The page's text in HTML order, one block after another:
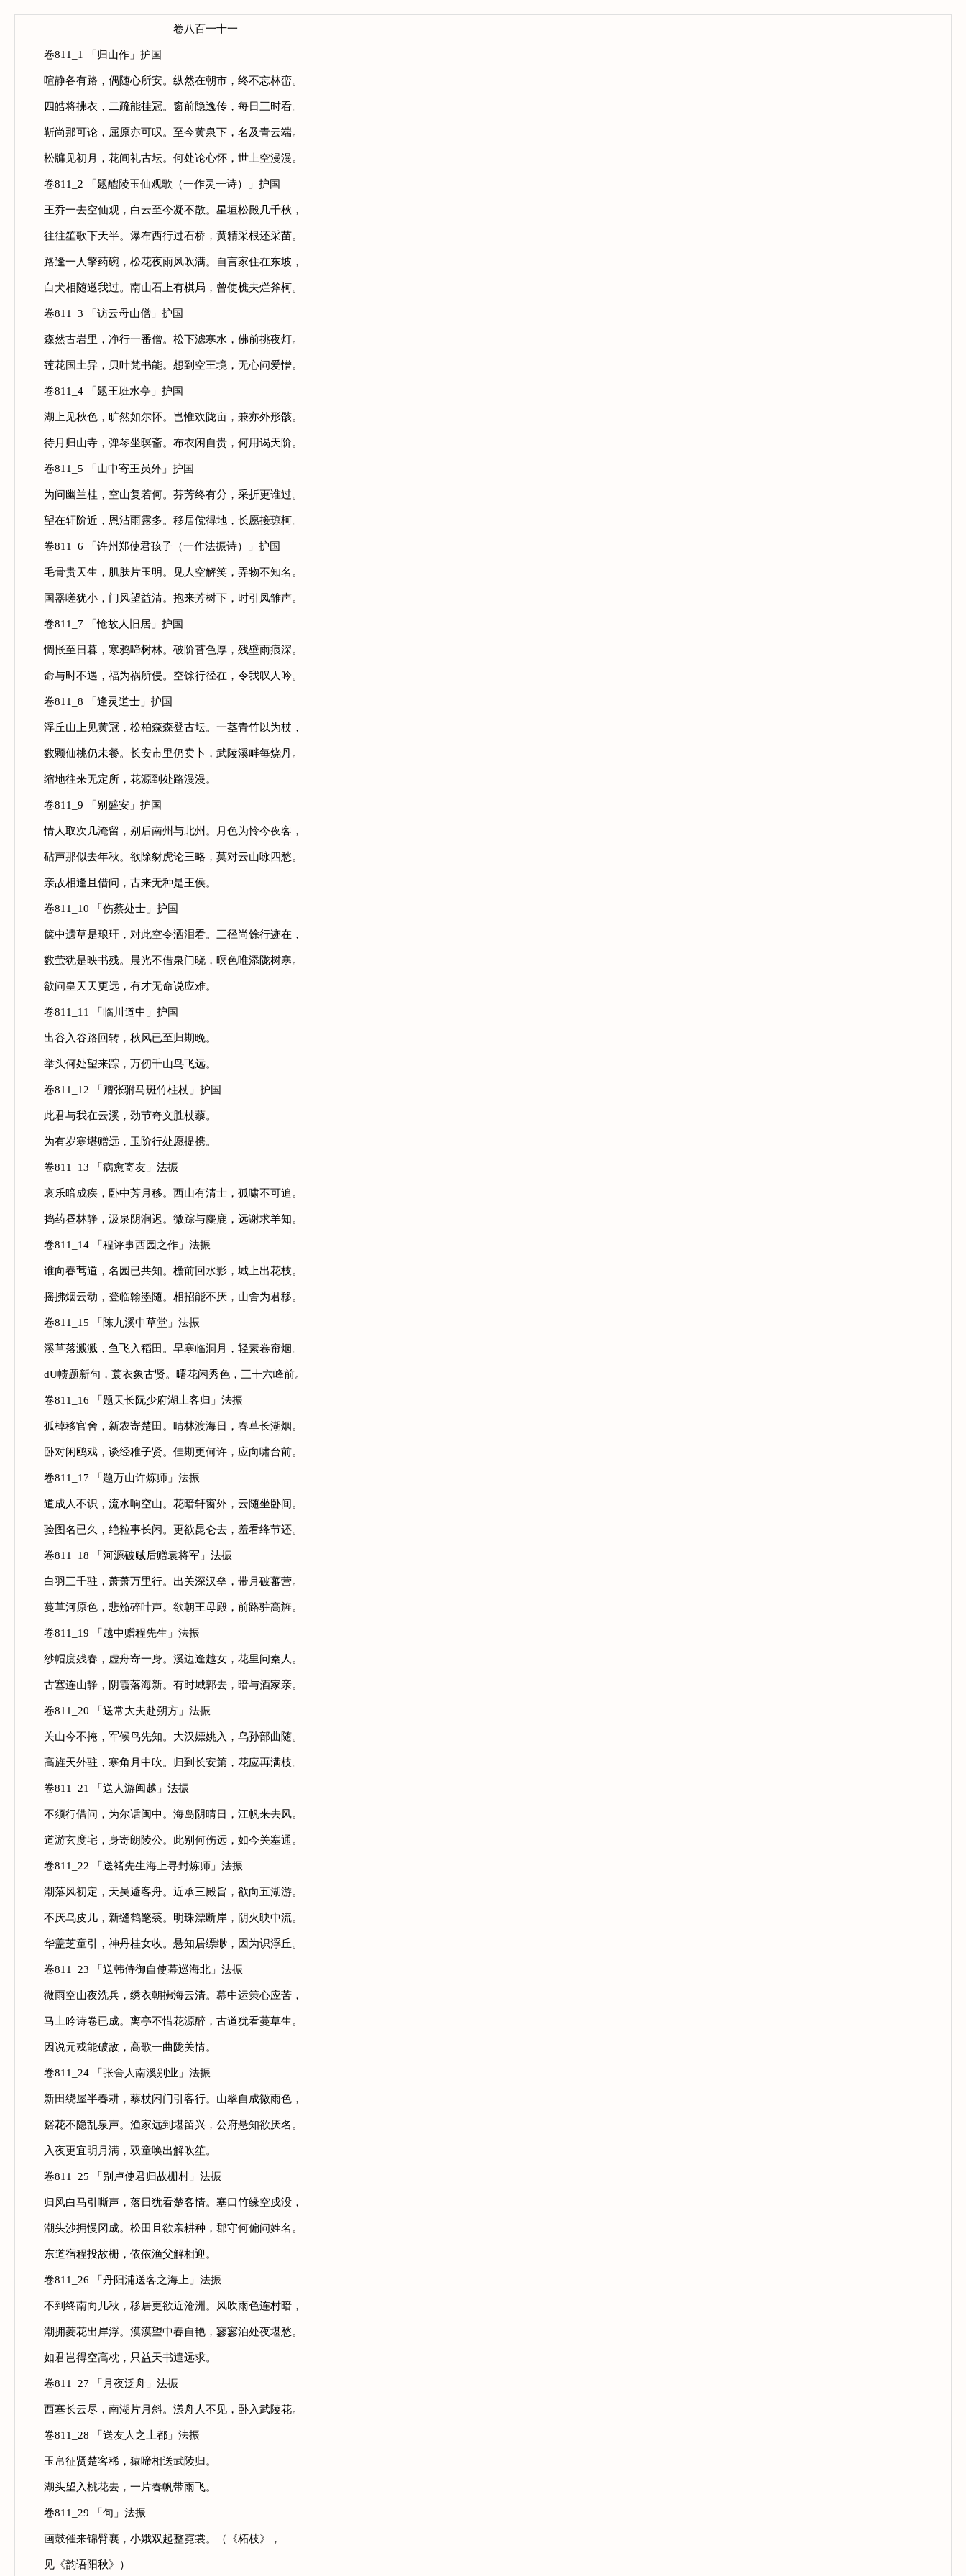
卷八百一十一
卷811_1 「归山作」护国
喧静各有路，偶随心所安。纵然在朝市，终不忘林峦。
四皓将拂衣，二疏能挂冠。窗前隐逸传，每日三时看。
靳尚那可论，屈原亦可叹。至今黄泉下，名及青云端。
松牖见初月，花间礼古坛。何处论心怀，世上空漫漫。
卷811_2 「题醴陵玉仙观歌（一作灵一诗）」护国
王乔一去空仙观，白云至今凝不散。星垣松殿几千秋，
往往笙歌下天半。瀑布西行过石桥，黄精采根还采苗。
路逢一人擎药碗，松花夜雨风吹满。自言家住在东坡，
白犬相随邀我过。南山石上有棋局，曾使樵夫烂斧柯。
卷811_3 「访云母山僧」护国
森然古岩里，净行一番僧。松下滤寒水，佛前挑夜灯。
莲花国土异，贝叶梵书能。想到空王境，无心问爱憎。
卷811_4 「题王班水亭」护国
湖上见秋色，旷然如尔怀。岂惟欢陇亩，兼亦外形骸。
待月归山寺，弹琴坐暝斋。布衣闲自贵，何用谒天阶。
卷811_5 「山中寄王员外」护国
为问幽兰桂，空山复若何。芬芳终有分，采折更谁过。
望在轩阶近，恩沾雨露多。移居傥得地，长愿接琼柯。
卷811_6 「许州郑使君孩子（一作法振诗）」护国
毛骨贵天生，肌肤片玉明。见人空解笑，弄物不知名。
国器嗟犹小，门风望益清。抱来芳树下，时引凤雏声。
卷811_7 「怆故人旧居」护国
惆怅至日暮，寒鸦啼树林。破阶苔色厚，残壁雨痕深。
命与时不遇，福为祸所侵。空馀行径在，令我叹人吟。
卷811_8 「逢灵道士」护国
浮丘山上见黄冠，松柏森森登古坛。一茎青竹以为杖，
数颗仙桃仍未餐。长安市里仍卖卜，武陵溪畔每烧丹。
缩地往来无定所，花源到处路漫漫。
卷811_9 「别盛安」护国
情人取次几淹留，别后南州与北州。月色为怜今夜客，
砧声那似去年秋。欲除豺虎论三略，莫对云山咏四愁。
亲故相逢且借问，古来无种是王侯。
卷811_10 「伤蔡处士」护国
箧中遗草是琅玕，对此空令洒泪看。三径尚馀行迹在，
数萤犹是映书残。晨光不借泉门晓，暝色唯添陇树寒。
欲问皇天天更远，有才无命说应难。
卷811_11 「临川道中」护国
出谷入谷路回转，秋风已至归期晚。
举头何处望来踪，万仞千山鸟飞远。
卷811_12 「赠张驸马斑竹柱杖」护国
此君与我在云溪，劲节奇文胜杖藜。
为有岁寒堪赠远，玉阶行处愿提携。
卷811_13 「病愈寄友」法振
哀乐暗成疾，卧中芳月移。西山有清士，孤啸不可追。
捣药昼林静，汲泉阴涧迟。微踪与麋鹿，远谢求羊知。
卷811_14 「程评事西园之作」法振
谁向春莺道，名园已共知。檐前回水影，城上出花枝。
摇拂烟云动，登临翰墨随。相招能不厌，山舍为君移。
卷811_15 「陈九溪中草堂」法振
溪草落溅溅，鱼飞入稻田。早寒临洞月，轻素卷帘烟。
dU帻题新句，蓑衣象古贤。曙花闲秀色，三十六峰前。
卷811_16 「题天长阮少府湖上客归」法振
孤棹移官舍，新农寄楚田。晴林渡海日，春草长湖烟。
卧对闲鸥戏，谈经稚子贤。佳期更何许，应向啸台前。
卷811_17 「题万山许炼师」法振
道成人不识，流水响空山。花暗轩窗外，云随坐卧间。
验图名已久，绝粒事长闲。更欲昆仑去，羞看绛节还。
卷811_18 「河源破贼后赠袁将军」法振
白羽三千驻，萧萧万里行。出关深汉垒，带月破蕃营。
蔓草河原色，悲笳碎叶声。欲朝王母殿，前路驻高旌。
卷811_19 「越中赠程先生」法振
纱帽度残春，虚舟寄一身。溪边逢越女，花里问秦人。
古塞连山静，阴霞落海新。有时城郭去，暗与酒家亲。
卷811_20 「送常大夫赴朔方」法振
关山今不掩，军候鸟先知。大汉嫖姚入，乌孙部曲随。
高旌天外驻，寒角月中吹。归到长安第，花应再满枝。
卷811_21 「送人游闽越」法振
不须行借问，为尔话闽中。海岛阴晴日，江帆来去风。
道游玄度宅，身寄朗陵公。此别何伤远，如今关塞通。
卷811_22 「送褚先生海上寻封炼师」法振
潮落风初定，天吴避客舟。近承三殿旨，欲向五湖游。
不厌乌皮几，新缝鹤氅裘。明珠漂断岸，阴火映中流。
华盖芝童引，神丹桂女收。悬知居缥缈，因为识浮丘。
卷811_23 「送韩侍御自使幕巡海北」法振
微雨空山夜洗兵，绣衣朝拂海云清。幕中运策心应苦，
马上吟诗卷已成。离亭不惜花源醉，古道犹看蔓草生。
因说元戎能破敌，高歌一曲陇关情。
卷811_24 「张舍人南溪别业」法振
新田绕屋半春耕，藜杖闲门引客行。山翠自成微雨色，
谿花不隐乱泉声。渔家远到堪留兴，公府悬知欲厌名。
入夜更宜明月满，双童唤出解吹笙。
卷811_25 「别卢使君归故栅村」法振
归风白马引嘶声，落日犹看楚客情。塞口竹缘空戍没，
潮头沙拥慢冈成。松田且欲亲耕种，郡守何偏问姓名。
东道宿程投故栅，依依渔父解相迎。
卷811_26 「丹阳浦送客之海上」法振
不到终南向几秋，移居更欲近沧洲。风吹雨色连村暗，
潮拥菱花出岸浮。漠漠望中春自艳，寥寥泊处夜堪愁。
如君岂得空高枕，只益天书遣远求。
卷811_27 「月夜泛舟」法振
西塞长云尽，南湖片月斜。漾舟人不见，卧入武陵花。
卷811_28 「送友人之上都」法振
玉帛征贤楚客稀，猿啼相送武陵归。
湖头望入桃花去，一片春帆带雨飞。
卷811_29 「句」法振
画鼓催来锦臂襄，小娥双起整霓裳。（《柘枝》，
见《韵语阳秋》）